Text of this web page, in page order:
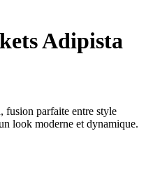
Adipista
fusion parfaite entre style
look moderne et dynamique.